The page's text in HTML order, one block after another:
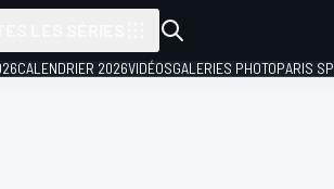
CALENDRIER 2026VIDÉOSGALERIES PHOTOPARIS